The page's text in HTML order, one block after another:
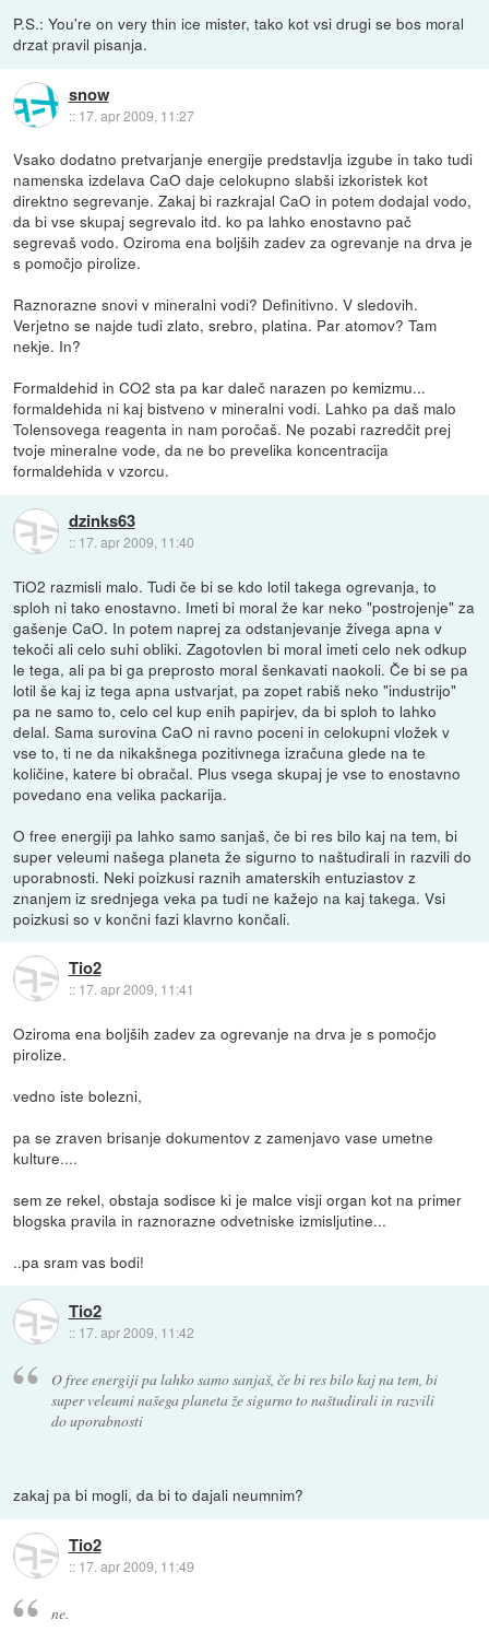
P.S.: You're on very thin ice mister, tako kot vsi drugi se bos moral
drzat pravil pisanja.
snow
:: 17. apr 2009, 11:27
Vsako dodatno pretvarjanje energije predstavlja izgube in tako tudi
namenska izdelava CaO daje celokupno slabši izkoristek kot
direktno segrevanje. Zakaj bi razkrajal CaO in potem dodajal vodo,
da bi vse skupaj segrevalo itd. ko pa lahko enostavno pač
segrevaš vodo. Oziroma ena boljših zadev za ogrevanje na drva je
s pomočjo pirolize.
Raznorazne snovi v mineralni vodi? Definitivno. V sledovih.
Verjetno se najde tudi zlato, srebro, platina. Par atomov? Tam
nekje. In?
Formaldehid in CO2 sta pa kar daleč narazen po kemizmu...
formaldehida ni kaj bistveno v mineralni vodi. Lahko pa daš malo
Tolensovega reagenta in nam poročaš. Ne pozabi razredčit prej
tvoje mineralne vode, da ne bo prevelika koncentracija
formaldehida v vzorcu.
dzinks63
:: 17. apr 2009, 11:40
TiO2 razmisli malo. Tudi če bi se kdo lotil takega ogrevanja, to
sploh ni tako enostavno. Imeti bi moral že kar neko "postrojenje" za
gašenje CaO. In potem naprej za odstanjevanje živega apna v
tekoči ali celo suhi obliki. Zagotovlen bi moral imeti celo nek odkup
le tega, ali pa bi ga preprosto moral šenkavati naokoli. Če bi se pa
lotil še kaj iz tega apna ustvarjat, pa zopet rabiš neko "industrijo"
pa ne samo to, celo cel kup enih papirjev, da bi sploh to lahko
delal. Sama surovina CaO ni ravno poceni in celokupni vložek v
vse to, ti ne da nikakšnega pozitivnega izračuna glede na te
količine, katere bi obračal. Plus vsega skupaj je vse to enostavno
povedano ena velika packarija.
O free energiji pa lahko samo sanjaš, če bi res bilo kaj na tem, bi
super veleumi našega planeta že sigurno to naštudirali in razvili do
uporabnosti. Neki poizkusi raznih amaterskih entuziastov z
znanjem iz srednjega veka pa tudi ne kažejo na kaj takega. Vsi
poizkusi so v končni fazi klavrno končali.
Tio2
:: 17. apr 2009, 11:41
Oziroma ena boljših zadev za ogrevanje na drva je s pomočjo
pirolize.
vedno iste bolezni,
pa se zraven brisanje dokumentov z zamenjavo vase umetne
kulture....
sem ze rekel, obstaja sodisce ki je malce visji organ kot na primer
blogska pravila in raznorazne odvetniske izmisljutine...
..pa sram vas bodi!
Tio2
:: 17. apr 2009, 11:42
O free energiji pa lahko samo sanjaš, če bi res bilo kaj na tem, bi
super veleumi našega planeta že sigurno to naštudirali in razvili
do uporabnosti
zakaj pa bi mogli, da bi to dajali neumnim?
Tio2
:: 17. apr 2009, 11:49
ne.